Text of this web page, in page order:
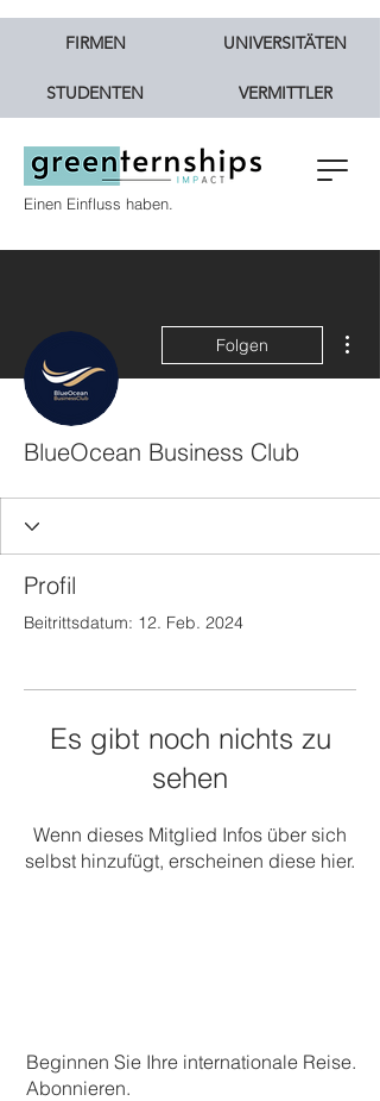
Einen Einfluss haben.
FIRMEN UNIVERSITÄTEN
STUDENTEN VERMITTLER
Folgen
BlueOcean Business Club
Profil
Beitrittsdatum: 12. Feb. 2024
Es gibt noch nichts zu
sehen
Wenn dieses Mitglied Infos über sich
selbst hinzufügt, erscheinen diese hier.
Beginnen Sie Ihre internationale Reise.
Abonnieren.